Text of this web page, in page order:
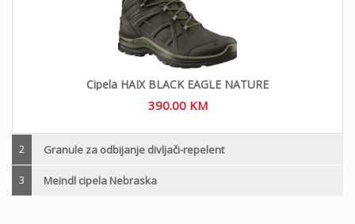
Cipela HAIX BLACK EAGLE NATURE
390.00 KM
2 Granule za odbijanje divljači-repelent
3 Meindl cipela Nebraska